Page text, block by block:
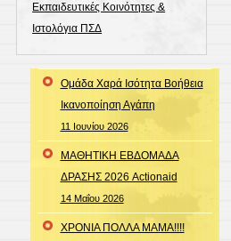
Εκπαιδευτικές Κοινότητες &
Ιστολόγια ΠΣΔ
Ομάδα Χαρά Ισότητα Βοήθεια
Ικανοποίηση Αγάπη
11 Ιουνίου 2026
ΜΑΘΗΤΙΚΗ ΕΒΔΟΜΑΔΑ
ΔΡΑΣΗΣ 2026 Actionaid
14 Μαΐου 2026
ΧΡΟΝΙΑ ΠΟΛΛΑ ΜΑΜΑ!!!!